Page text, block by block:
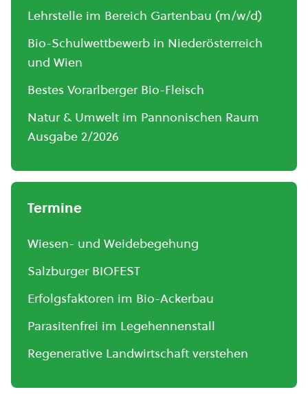
Lehrstelle im Bereich Gartenbau (m/w/d)
Bio-Schulwettbewerb in Niederösterreich
und Wien
Bestes Vorarlberger Bio-Fleisch
Natur & Umwelt im Pannonischen Raum
Ausgabe 2/2026
Termine
Wiesen- und Weidebegehung
Salzburger BIOFEST
Erfolgsfaktoren im Bio-Ackerbau
Parasitenfrei im Legehennenstall
Regenerative Landwirtschaft verstehen